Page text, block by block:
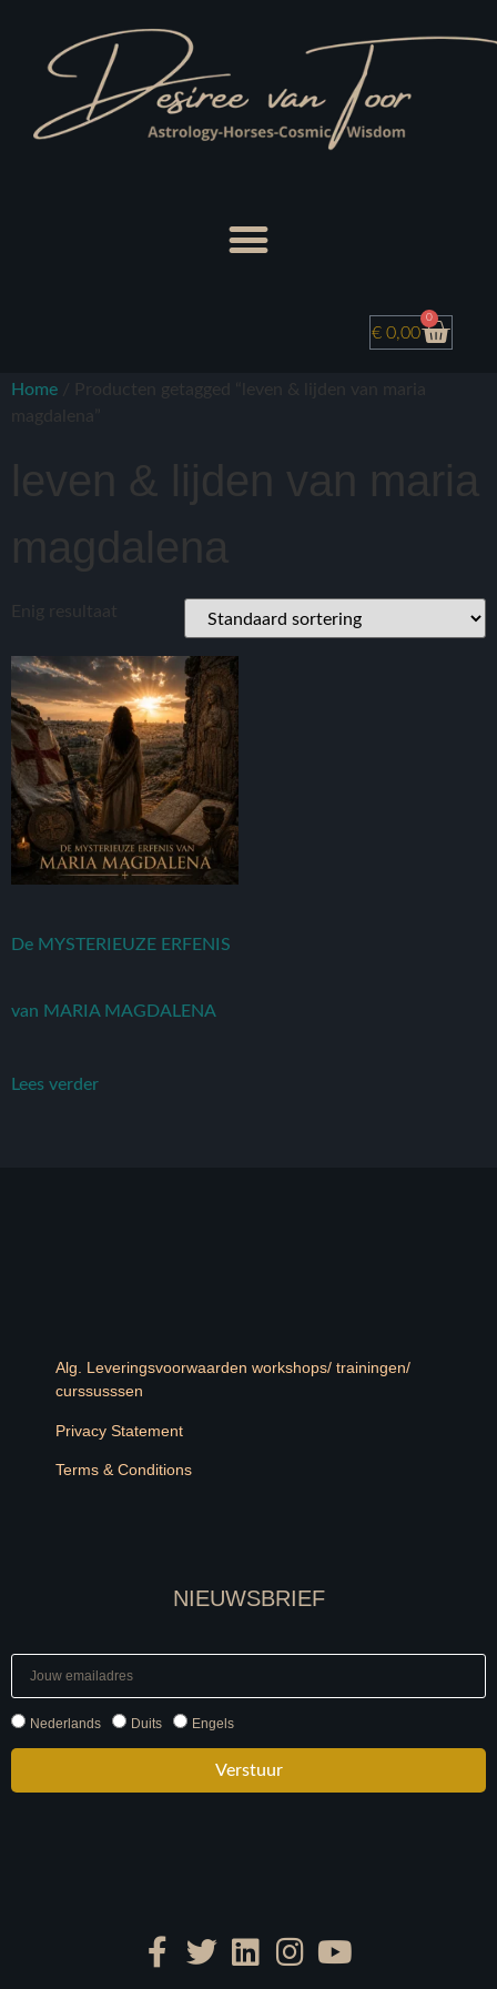
€ 0,00
0
Home / Producten getagged “leven & lijden van maria
magdalena”
leven & lijden van maria
magdalena
Enig resultaat
De MYSTERIEUZE ERFENIS
van MARIA MAGDALENA
Lees verder
Alg. Leveringsvoorwaarden workshops/ trainingen/
curssusssen
Privacy Statement
Terms & Conditions
NIEUWSBRIEF
Nederlands Duits Engels
Verstuur